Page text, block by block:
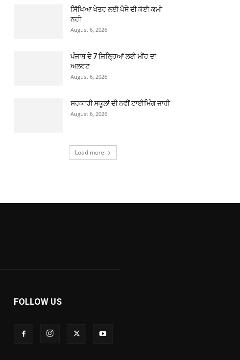
ਸਿੱਖਿਆ ਖੇਤਰ ਲਈ ਪੈਸੇ ਦੀ ਕੋਈ ਕਮੀ
ਨਹੀ
August 6, 2026
ਪੰਜਾਬ ਦੇ 7 ਜ਼ਿਲ੍ਹਿਆਂ ਲਈ ਮੀਂਹ ਦਾ
ਅਲਰਟ
August 6, 2026
ਸਰਕਾਰੀ ਸਕੂਲਾਂ ਦੀ ਨਵੀਂ ਟਾਈਮਿੰਗ ਜਾਰੀ
August 6, 2026
Load more
FOLLOW US